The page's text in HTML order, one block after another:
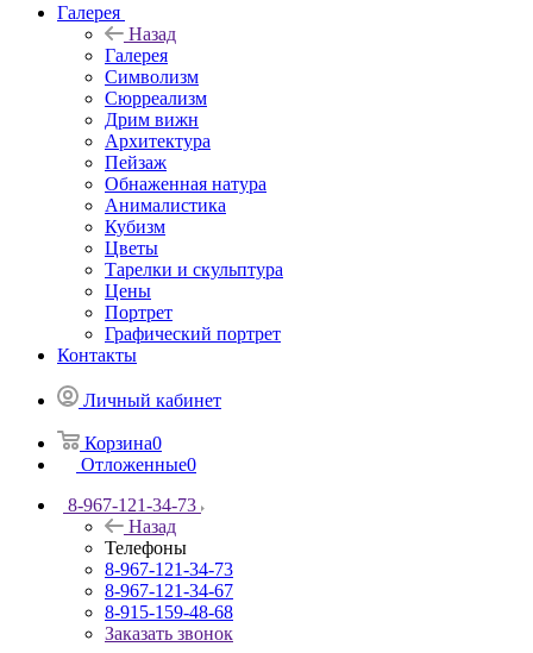
Галерея
Назад
Галерея
Символизм
Сюрреализм
Дрим вижн
Архитектура
Пейзаж
Обнаженная натура
Анималистика
Кубизм
Цветы
Тарелки и скульптура
Цены
Портрет
Графический портрет
Контакты
Личный кабинет
Корзина0
Отложенные0
8-967-121-34-73
Назад
Телефоны
8-967-121-34-73
8-967-121-34-67
8-915-159-48-68
Заказать звонок